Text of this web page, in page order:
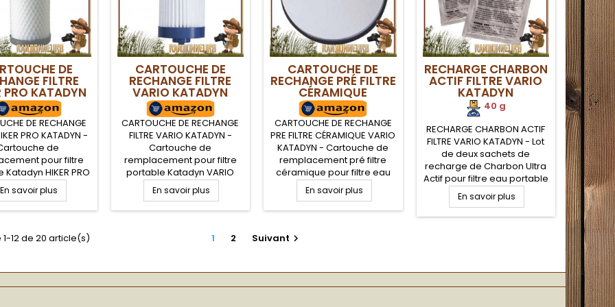
DE
FILTRE
PRO KATADYN
DE RECHANGE
PRO KATADYN -
de
pour filtre
HIKER PRO
d'un film anti
cartouche
verre et charbon
sur près de 1150
(en fonction de
En savoir plus
CARTOUCHE DE
RECHANGE FILTRE
VARIO KATADYN
CARTOUCHE DE RECHANGE
FILTRE VARIO KATADYN -
Cartouche de
remplacement pour filtre
portable Katadyn VARIO
composée d'une cartouche
fibre de verre. Capacité de
filtration 0.2 microns sur
(en fonction de la qualité de
En savoir plus
CARTOUCHE DE
RECHANGE PRÉ FILTRE
CÉRAMIQUE
KATADYN
CARTOUCHE DE RECHANGE
PRE FILTRE CÉRAMIQUE VARIO
KATADYN - Cartouche de
remplacement pré filtre
céramique pour filtre eau
portable Katadyn VARIO
En savoir plus
RECHARGE CHARBON
ACTIF FILTRE VARIO
KATADYN
40 g
RECHARGE CHARBON ACTIF
FILTRE VARIO KATADYN - Lot
de deux sachets de
recharge de Charbon Ultra
Actif pour filtre eau portable
VARIO de Katadyn. Le
charbon actif permet de
réduire la teneur en
odeurs
En savoir plus
12 de 20 article(s) 1 2 Suivant 